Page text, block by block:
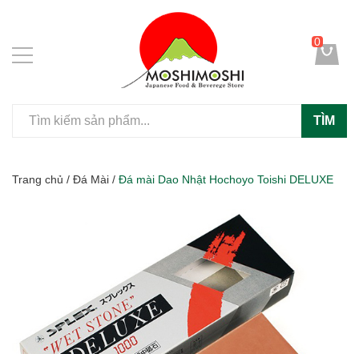
TÌM
0
Trang chủ / Đá Mài / Đá mài Dao Nhật Hochoyo Toishi DELUXE